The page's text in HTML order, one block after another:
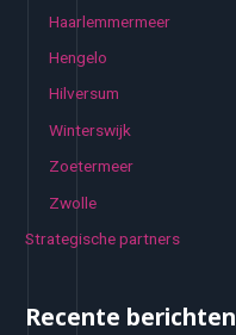
Haarlemmermeer
Hengelo
Hilversum
Winterswijk
Zoetermeer
Zwolle
Strategische partners
Recente berichten